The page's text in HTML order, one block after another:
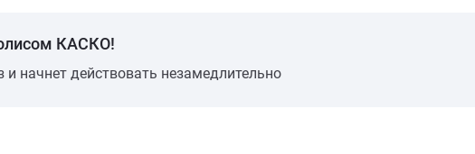
КАСКО!
начнет действовать незамедлительно